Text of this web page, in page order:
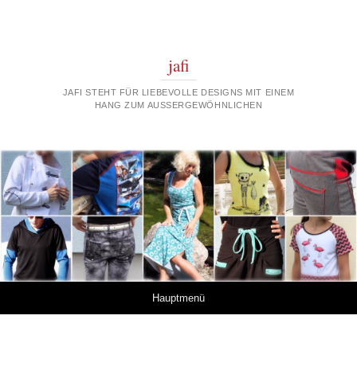
jafi
JAFI STEHT FÜR LIEBEVOLLE DESIGNS MIT EINEM
HANG ZUM AUSSERGEWÖHNLICHEN
Hauptmenü